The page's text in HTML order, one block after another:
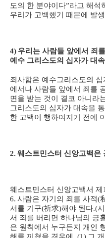
도의 한 분야이다”라고 해석
우리가 고백했기 때문에 발
4) 우리는 사람들 앞에서 죄
예수 그리스도의 십자가 대
죄사함은 예수그리스도의
에서나 사람들 앞에서 죄를
면을 받는 것이 결코 아니라
그리스도의 십자가 대속을
한 고백이 행하여지기 전에
2. 웨스트민스터 신앙고백은
웨스트민스터 신앙고백서 제
6. 사람은 자기의 죄를 사적(
서를 기구(祈求)해야 된다.(시
서 죄를 버리면 하나님의 긍
은 원칙에서 누구든지 개인